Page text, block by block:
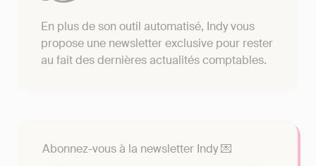
En plus de son outil automatisé, Indy vous
propose une newsletter exclusive pour rester
au fait des dernières actualités comptables.
Abonnez-vous à la newsletter Indy 💌